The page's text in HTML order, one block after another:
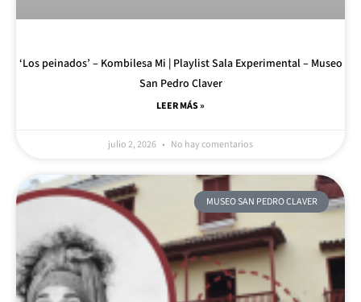
‘Los peinados’ – Kombilesa Mi | Playlist Sala Experimental – Museo
San Pedro Claver
LEER MÁS »
julio 2, 2026 No hay comentarios
MUSEO SAN PEDRO CLAVER